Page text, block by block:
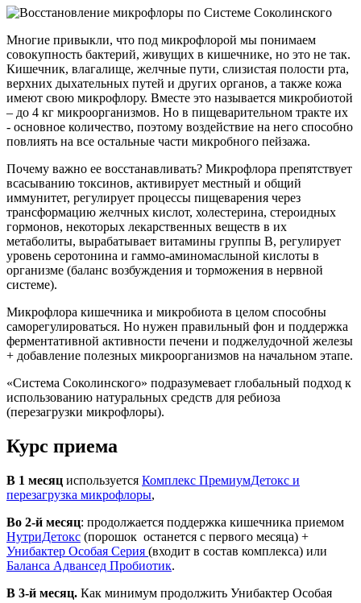
Многие привыкли, что под микрофлорой мы понимаем
совокупность бактерий, живущих в кишечнике, но это не так.
Кишечник, влагалище, желчные пути, слизистая полости рта,
верхних дыхательных путей и других органов, а также кожа
имеют свою микрофлору. Вместе это называется микробиотой
– до 4 кг микроорганизмов. Но в пищеварительном тракте их
- основное количество, поэтому воздействие на него способно
повлиять на все остальные части микробного пейзажа.
Почему важно ее восстанавливать? Микрофлора препятствует
всасыванию токсинов, активирует местный и общий
иммунитет, регулирует процессы пищеварения через
трансформацию желчных кислот, холестерина, стероидных
гормонов, некоторых лекарственных веществ в их
метаболиты, вырабатывает витамины группы В, регулирует
уровень серотонина и гаммо-аминомаслыной кислоты в
организме (баланс возбуждения и торможения в нервной
системе).
Микрофлора кишечника и микробиота в целом способны
саморегулироваться. Но нужен правильный фон и поддержка
ферментативной активности печени и поджелудочной железы
+ добавление полезных микроорганизмов на начальном этапе.
«Система Соколинского» подразумевает глобальный подход к
использованию натуральных средств для ребиоза
(перезагрузки микрофлоры).
Курс приема
В 1 месяц используется Комплекс ПремиумДетокс и
перезагрузка микрофлоры,
Во 2-й месяц: продолжается поддержка кишечника приемом
НутриДетокс (порошок останется с первого месяца) +
Унибактер Особая Серия (входит в состав комплекса) или
Баланса Адвансед Пробиотик.
В 3-й месяц. Как минимум продолжить Унибактер Особая